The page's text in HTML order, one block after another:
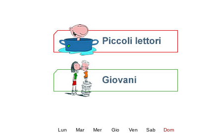
Lun Mar Mer Gio Ven Sab
Dom